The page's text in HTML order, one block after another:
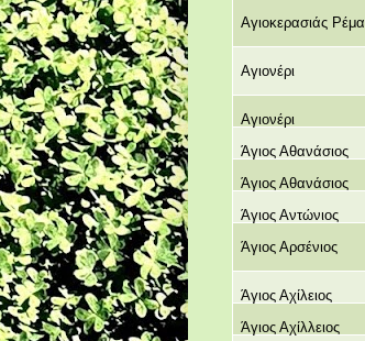
Αγιοκερασιάς Ρέμα
Αγιονέρι
Αγιονέρι
Άγιος Αθανάσιος
Άγιος Αθανάσιος
Άγιος Αντώνιος
Άγιος Αρσένιος
Άγιος Αχίλειος
Άγιος Αχίλλειος